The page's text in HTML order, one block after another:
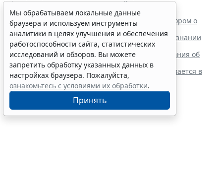
оформлению указанных заявлений"
Читайте также:
ВС РФ поддержал заявителя в споре с регистратором о
внесении записи в ЕГРЮЛ
Суд обязал заключить трудовой договор при признании
отказа в приеме незаконным
Резидентам РФ указали на нюансы информирования об
открытии счетов за границей
Обеспечительный платеж в рамках СПОТ учитывается в
расходах по УСН
Мы обрабатываем локальные данные
браузера и используем инструменты
аналитики в целях улучшения и обеспечения
работоспособности сайта, статистических
исследований и обзоров. Вы можете
запретить обработку указанных данных в
настройках браузера. Пожалуйста,
ознакомьтесь с условиями их обработки.
Принять